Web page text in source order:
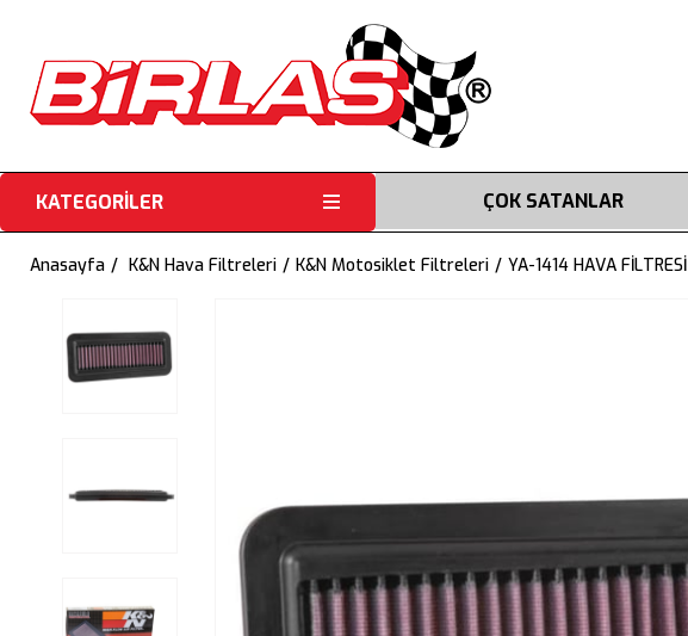
KATEGORİLER ÇOK SATANLAR
Anasayfa K&N Hava Filtreleri K&N Motosiklet Filtreleri YA-1414 HAVA FİLTRESİ